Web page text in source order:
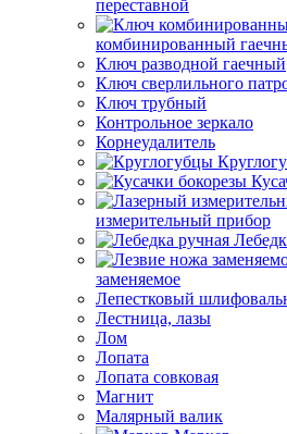
переставной
комбинированный
Ключ разводной гаечный
Ключ сверлильного
Ключ трубный
Контрольное зеркало
Корнеудалитель
измерительный прибор
заменяемое
Лепестковый
Лестница, лазы
Лом
Лопата
Лопата совковая
Магнит
Малярный валик